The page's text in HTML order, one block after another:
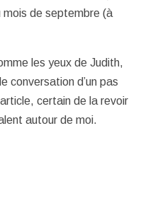
mois de septembre (à
les yeux de Judith,
conversation d’un pas
certain de la revoir
autour de moi.